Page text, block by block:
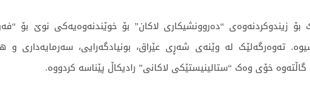
بۆ زیندوکردنەوەی “دەروونشیکاری لاکان” بۆ خوێندنەوەیەکی نوێ بۆ
تەوەرگەلێک لە وێنەی شەڕی عێراق، بونیادگەرایی، سەرمایەداری
گاڵتەوە خۆی وەک “ستالینیستێکی لاکانی” رادیکاڵ پێناسە کردووە.